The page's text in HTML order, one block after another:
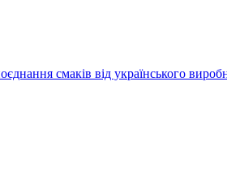
смаків від українського